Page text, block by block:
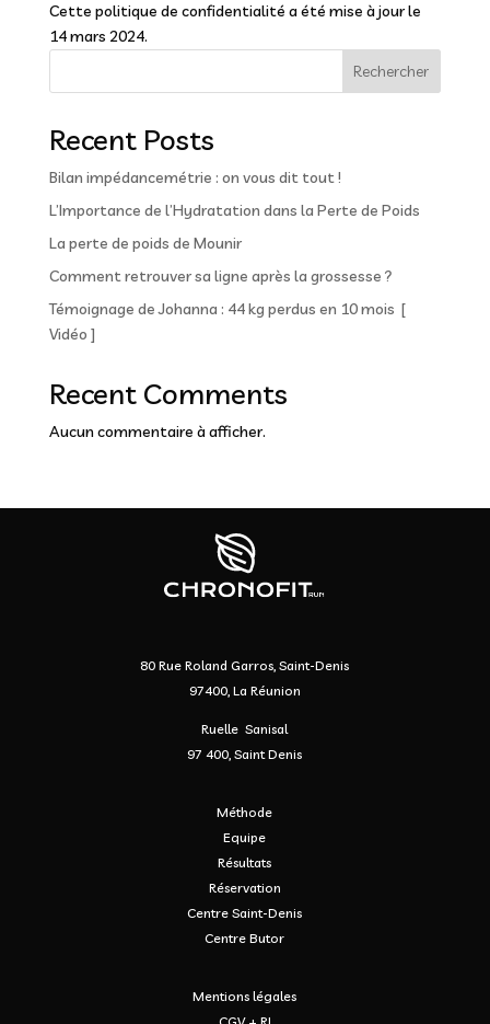
Cette politique de confidentialité a été mise à jour le
14 mars 2024.
Rechercher
Recent Posts
Bilan impédancemétrie : on vous dit tout !
L’Importance de l’Hydratation dans la Perte de Poids
La perte de poids de Mounir
Comment retrouver sa ligne après la grossesse ?
Témoignage de Johanna : 44 kg perdus en 10 mois [
Vidéo ]
Recent Comments
Aucun commentaire à afficher.
80 Rue Roland Garros, Saint-Denis
97400, La Réunion
Ruelle Sanisal
97 400, Saint Denis
Méthode
Equipe
Résultats
Réservation
Centre Saint-Denis
Centre Butor
Mentions légales